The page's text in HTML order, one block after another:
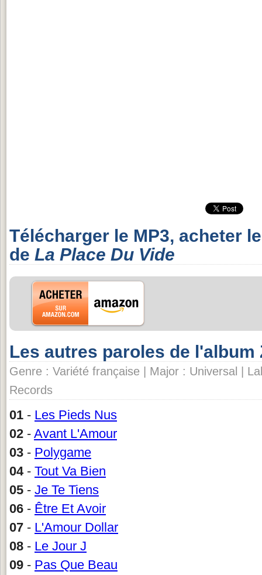
Télécharger le MP3, acheter
de La Place Du Vide
Les autres paroles de l'album
Genre : Variété française | Major : Universal |
Records
01 - Les Pieds Nus
02 - Avant L'Amour
03 - Polygame
04- Tout Va Bien
05 - Je Te Tiens
06 - Être Et Avoir
07 - L'Amour Dollar
08 - Le Jour J
09 - Pas Que Beau